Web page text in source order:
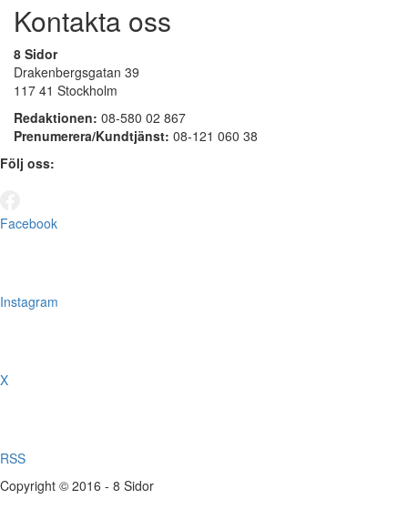
Kontakta oss
8 Sidor
Drakenbergsgatan 39
117 41 Stockholm
Redaktionen: 08-580 02 867
Prenumerera/Kundtjänst: 08-121 060 38
Följ oss:
Facebook
Instagram
X
RSS
Copyright © 2016 - 8 Sidor